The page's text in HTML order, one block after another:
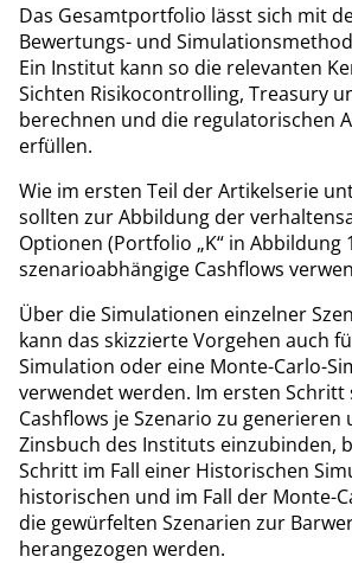
Das Gesamtportfolio lässt sich mit
Bewertungs- und
Ein Institut kann so die relevanten
Sichten Risikocontrolling, Treasury
berechnen und die regulatorischen
erfüllen.
Wie im ersten Teil der Artikelserie
sollten zur Abbildung der
Optionen (Portfolio „K“ in Abbildung
szenarioabhängige Cashflows
Über die Simulationen einzelner
kann das skizzierte Vorgehen auch
Simulation oder eine Monte-Carlo-
verwendet werden. Im ersten Schritt
Cashflows je Szenario zu generieren
Zinsbuch des Instituts einzubinden,
Schritt im Fall einer Historischen
historischen und im Fall der Monte-
die gewürfelten Szenarien zur
herangezogen werden.